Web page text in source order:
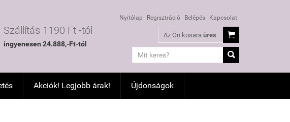
Szállítás 1190 Ft -tól
ingyenesen 24.888,-Ft-tól
Nyitólap Regisztráció Belépés Kapcsolat
Az Ön kosara üres.


Akciók! Legjobb árak! Újdonságok